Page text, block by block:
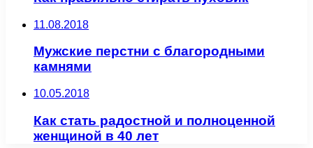
11.08.2018
Мужские перстни с благородными
камнями
10.05.2018
Как стать радостной и полноценной
женщиной в 40 лет